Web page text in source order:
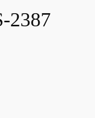
2387